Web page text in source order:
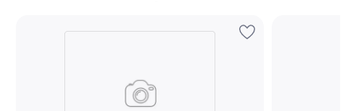
Забыли свой пароль?